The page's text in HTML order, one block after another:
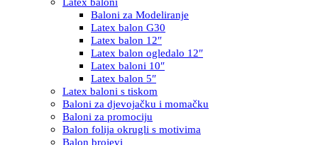
Baloni za Modeliranje
Latex balon G30
Latex balon 12″
Latex balon ogledalo 12″
Latex baloni 10″
Latex balon 5″
Latex baloni s tiskom
Baloni za djevojačku i momačku
Baloni za promociju
Balon folija okrugli s motivima
Balon brojevi